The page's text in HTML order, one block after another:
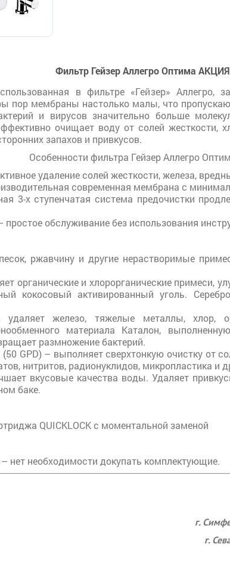
Фильтр Гейзер Аллегро Оптима АКЦИЯ
в фильтре «Гейзер» Аллегро,
пор мембраны настолько малы, что
и вирусов значительно больше
очищает воду от солей жесткости,
запахов и привкусов.
Особенности фильтра Гейзер Аллегро
удаление солей жесткости, железа,
современная мембрана с
3-х ступенчатая система предочистки
обслуживание без использования
ржавчину и другие нерастворимые
органические и хлорорганические примеси,
кокосовый активированный уголь.
железо, тяжелые металлы, хлор,
материала Каталон,
размножение бактерий.
GPD) – выполняет сверхтонкую очистку от
нитритов, радионуклидов, микропластика
вкусовые качества воды. Удаляет
баке.
QUICKLOCK с моментальной заменой
нет необходимости докупать комплектующие.
г.
г.